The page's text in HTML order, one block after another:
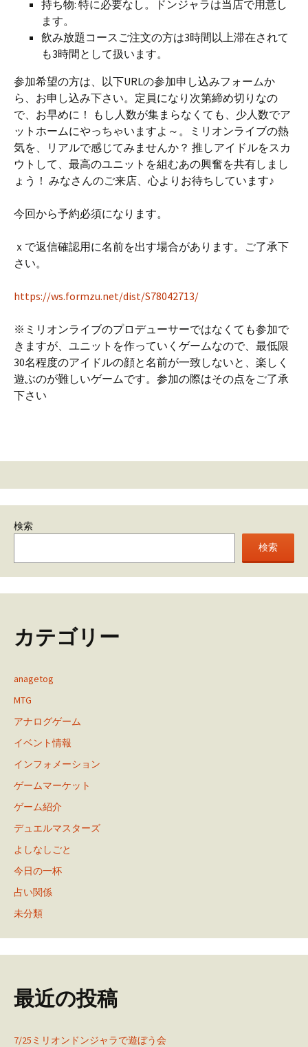
持ち物: 特に必要なし。ドンジャラは当店で用意し
ます。
飲み放題コースご注文の方は3時間以上滞在されて
も3時間として扱います。
参加希望の方は、以下URLの参加申し込みフォームか
ら、お申し込み下さい。定員になり次第締め切りなの
で、お早めに！ もし人数が集まらなくても、少人数でア
ットホームにやっちゃいますよ～。ミリオンライブの熱
気を、リアルで感じてみませんか？ 推しアイドルをスカ
ウトして、最高のユニットを組むあの興奮を共有しまし
ょう！ みなさんのご来店、心よりお待ちしています♪
今回から予約必須になります。
ｘで返信確認用に名前を出す場合があります。ご了承下
さい。
https://ws.formzu.net/dist/S78042713/
※ミリオンライブのプロデューサーではなくても参加で
きますが、ユニットを作っていくゲームなので、最低限
30名程度のアイドルの顔と名前が一致しないと、楽しく
遊ぶのが難しいゲームです。参加の際はその点をご了承
下さい
検索
検索
カテゴリー
anagetog
MTG
アナログゲーム
イベント情報
インフォメーション
ゲームマーケット
ゲーム紹介
デュエルマスターズ
よしなしごと
今日の一杯
占い関係
未分類
最近の投稿
7/25ミリオンドンジャラで遊ぼう会